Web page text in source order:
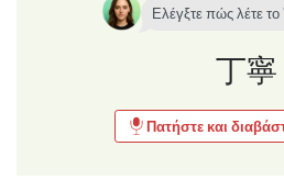
Ελέγξτε πώς λέτε το
丁寧
Πατήστε και